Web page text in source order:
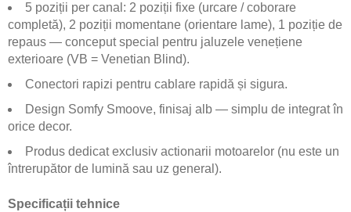
5 poziții per canal: 2 poziții fixe (urcare / coborare
completă), 2 poziții momentane (orientare lame), 1 poziție de
repaus — conceput special pentru jaluzele venețiene
exterioare (VB = Venetian Blind).
Conectori rapizi pentru cablare rapidă și sigura.
Design Somfy Smoove, finisaj alb — simplu de integrat în
orice decor.
Produs dedicat exclusiv actionarii motoarelor (nu este un
întrerupător de lumină sau uz general).
Specificații tehnice